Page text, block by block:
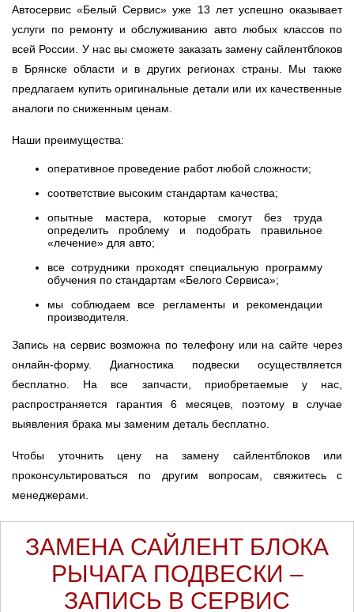
Автосервис «Белый Сервис» уже 13 лет успешно оказывает
услуги по ремонту и обслуживанию авто любых классов по
всей России. У нас вы сможете заказать замену сайлентблоков
в Брянске области и в других регионах страны. Мы также
предлагаем купить оригинальные детали или их качественные
аналоги по сниженным ценам.
Наши преимущества:
оперативное проведение работ любой сложности;
соответствие высоким стандартам качества;
опытные мастера, которые смогут без труда
определить проблему и подобрать правильное
«лечение» для авто;
все сотрудники проходят специальную программу
обучения по стандартам «Белого Сервиса»;
мы соблюдаем все регламенты и рекомендации
производителя.
Запись на сервис возможна по телефону или на сайте через
онлайн-форму. Диагностика подвески осуществляется
бесплатно. На все запчасти, приобретаемые у нас,
распространяется гарантия 6 месяцев, поэтому в случае
выявления брака мы заменим деталь бесплатно.
Чтобы уточнить цену на замену сайлентблоков или
проконсультироваться по другим вопросам, свяжитесь с
менеджерами.
ЗАМЕНА САЙЛЕНТ БЛОКА
РЫЧАГА ПОДВЕСКИ –
ЗАПИСЬ В СЕРВИС